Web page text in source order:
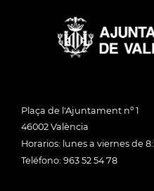
Plaça de l'Ajuntament nº 1
46002 València
Horarios: lunes a viernes de
Teléfono: 963 52 54 78